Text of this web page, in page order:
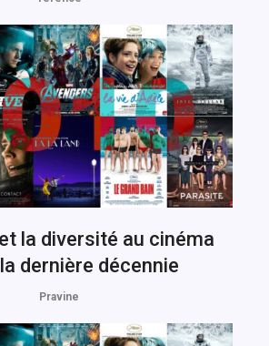
la diversité au cinéma
dernière décennie
Pravine